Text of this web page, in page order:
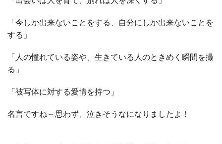
「今しか出来ないことをする、自分にしか出来ないことを
する」
「人の憧れている姿や、生きている人のときめく瞬間を撮
る」
「被写体に対する愛情を持つ」
名言ですね～思わず、泣きそうなになりましたよ！